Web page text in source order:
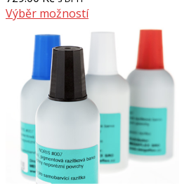
Výběr možností